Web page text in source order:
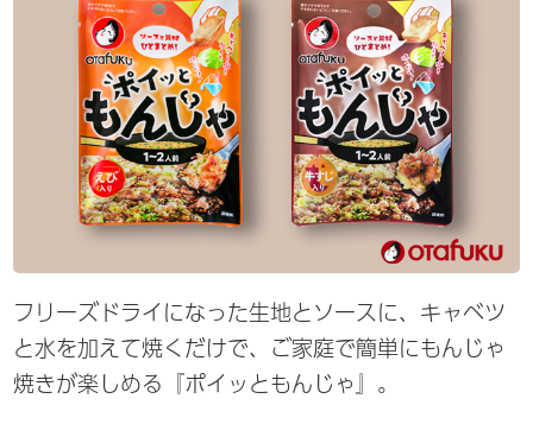
フリーズドライになった生地とソースに、キャベツ
と水を加えて焼くだけで、ご家庭で簡単にもんじゃ
焼きが楽しめる『ポイッともんじゃ』。